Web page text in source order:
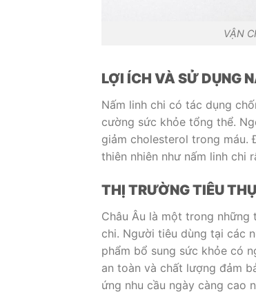
VẬN
LỢI ÍCH VÀ SỬ DỤNG
Nấm linh chi có tác dụng
cường sức khỏe tổng thể.
giảm cholesterol trong máu.
thiên nhiên như nấm linh chi
THỊ TRƯỜNG TIÊU
Châu Âu là một trong
chi. Người tiêu dùng tại các
phẩm bổ sung sức khỏe có
an toàn và chất lượng đảm
ứng nhu cầu ngày càng cao